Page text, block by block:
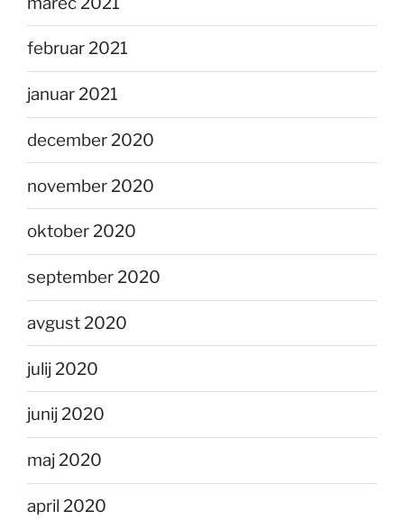
februar 2021
januar 2021
december 2020
november 2020
oktober 2020
september 2020
avgust 2020
julij 2020
junij 2020
maj 2020
april 2020